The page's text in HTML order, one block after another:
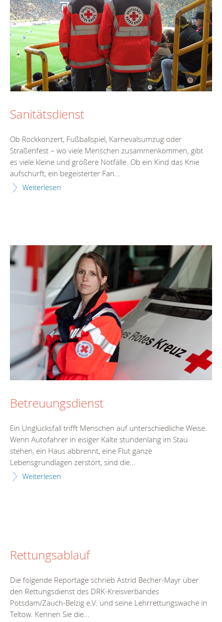
Sanitätsdienst
Ob Rockkonzert, Fußballspiel, Karnevalsumzug oder
Straßenfest – wo viele Menschen zusammenkommen, gibt
es viele kleine und größere Notfälle. Ob ein Kind das Knie
aufschürft, ein begeisterter Fan...
Weiterlesen
Betreuungsdienst
Ein Unglücksfall trifft Menschen auf unterschiedliche Weise.
Wenn Autofahrer in eisiger Kälte stundenlang im Stau
stehen, ein Haus abbrennt, eine Flut ganze
Lebensgrundlagen zerstört, sind die...
Weiterlesen
Rettungsablauf
Die folgende Reportage schrieb Astrid Becher-Mayr über
den Rettungsdienst des DRK-Kreisverbandes
Potsdam/Zauch-Belzig e.V. und seine Lehrrettungswache in
Teltow. Kennen Sie die...